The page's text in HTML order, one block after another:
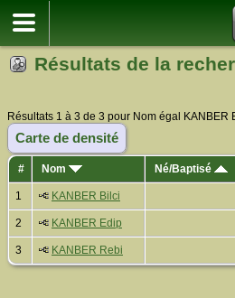
Résultats de la
Résultats 1 à 3 de 3 pour Nom égal KANBER
Carte de densité
# Nom Né/Baptisé
1 KANBER Bilci
2 KANBER Edip
3 KANBER Rebi